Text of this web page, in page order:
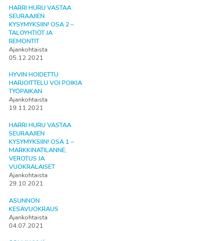
HARRI HURU VASTAA
SEURAAJIEN
KYSYMYKSIIN! OSA 2 –
TALOYHTIÖT JA
REMONTIT
Ajankohtaista
05.12.2021
HYVIN HOIDETTU
HARJOITTELU VOI POIKIA
TYÖPAIKAN
Ajankohtaista
19.11.2021
HARRI HURU VASTAA
SEURAAJIEN
KYSYMYKSIIN! OSA 1 –
MARKKINATILANNE,
VEROTUS JA
VUOKRALAISET
Ajankohtaista
29.10.2021
ASUNNON
KESÄVUOKRAUS
Ajankohtaista
04.07.2021